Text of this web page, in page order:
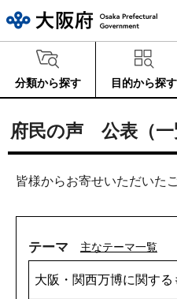
分類から探す 目的から探す
府民の声 公表（一
皆様からお寄せいただいた
テーマ 主なテーマ一覧